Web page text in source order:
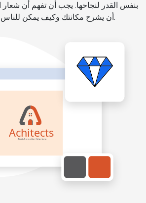
بنفس القدر لنجاحها. يجب أن تفهم أن
أن يشرح مكانتك وكيف يمكن للناس الاستفادة منه.